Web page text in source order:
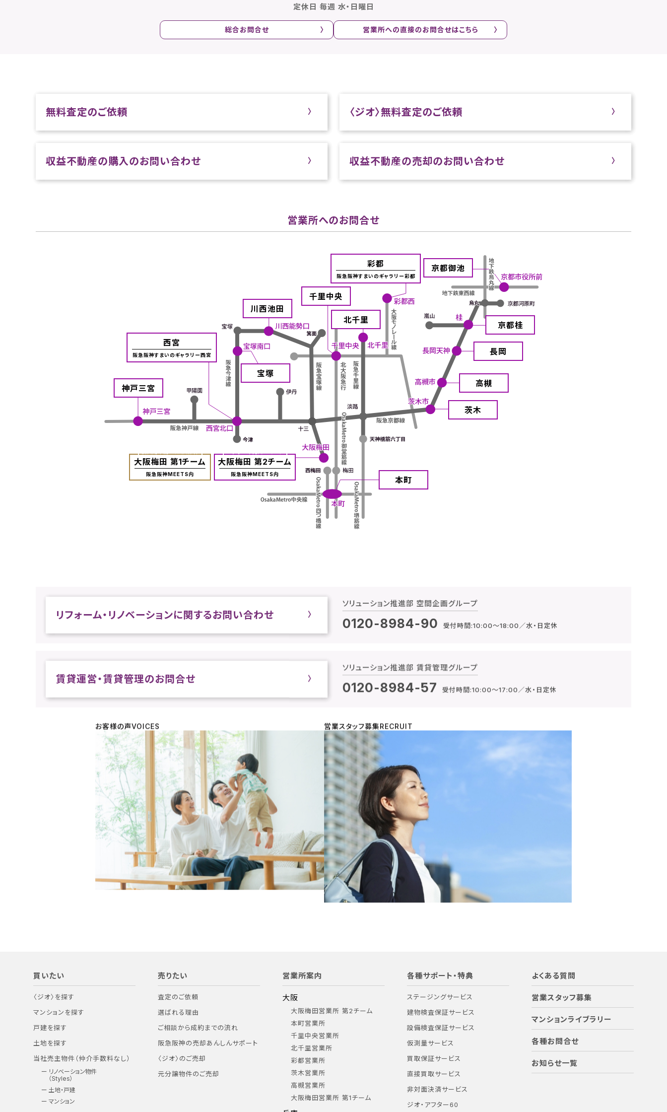
定休日 毎週 水・日曜日
総合お問合せ 営業所への直接のお問合せはこちら
無料査定のご依頼 〈ジオ〉無料査定のご依頼
収益不動産の購入のお問い合わせ 収益不動産の売却のお問い合わせ
営業所へのお問合せ
大阪梅田 第2チーム
阪急阪神MEETS内
本町
千里中央
北千里
彩都
阪急阪神すまいのギャラリー彩都
茨木
高槻
大阪梅田 第1チーム
阪急阪神MEETS内
神戸三宮
西宮
阪急阪神すまいのギャラリー西宮
宝塚
川西池田
長岡
京都桂
京都御池
リフォーム・リノベーションに関するお問い合わせ
ソリューション推進部 空間企画グループ
0120-8984-90 受付時間:10:00～18:00／水・日定休
賃貸運営・賃貸管理のお問合せ
ソリューション推進部 賃貸管理グループ
0120-8984-57 受付時間:10:00～17:00／水・日定休
お客様の声VOICES 営業スタッフ募集RECRUIT
買いたい
〈ジオ〉を探す
マンションを探す
戸建を探す
土地を探す
当社売主物件（仲介手数料なし）
リノベーション物件
（Styles）
土地・戸建
マンション
売りたい
査定のご依頼
選ばれる理由
ご相談から成約までの流れ
阪急阪神の売却あんしんサポート
〈ジオ〉のご売却
元分譲物件のご売却
営業所案内
大阪
大阪梅田営業所 第2チーム
本町営業所
千里中央営業所
北千里営業所
彩都営業所
茨木営業所
高槻営業所
大阪梅田営業所 第1チーム
各種サポート・特典
ステージングサービス
建物検査保証サービス
設備検査保証サービス
仮測量サービス
買取保証サービス
直接買取サービス
非対面決済サービス
ジオ・アフター60
よくある質問
営業スタッフ募集
マンションライブラリー
各種お問合せ
お知らせ一覧